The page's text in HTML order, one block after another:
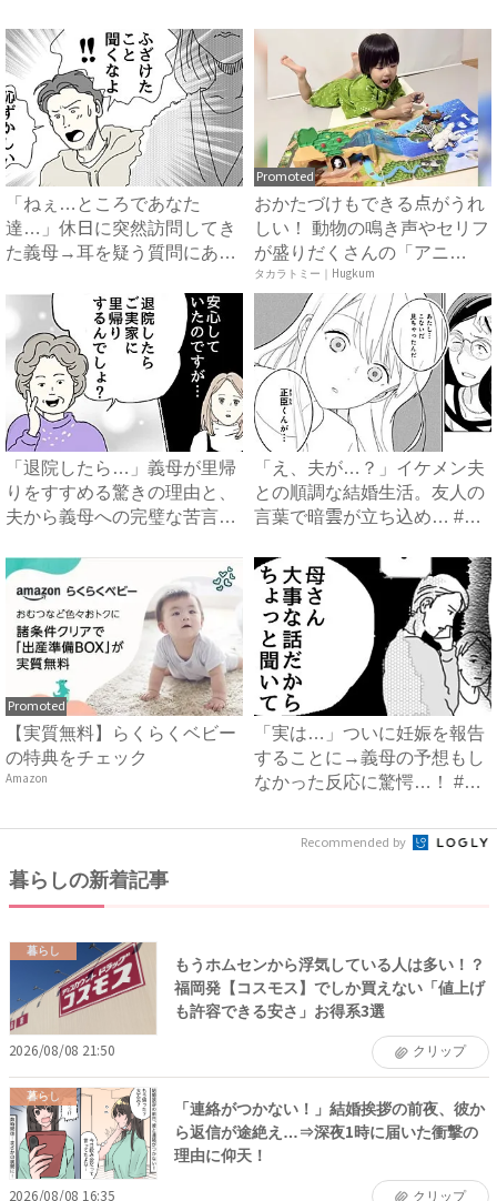
「ねぇ…ところであなた
達…」休日に突然訪問してき
た義母→耳を疑う質問にあ
Promoted
おかたづけもできる点がうれ
しい！ 動物の鳴き声やセリフ
が盛りだくさんの「アニ
ア ...
タカラトミー｜Hugkum
「退院したら…」義母が里帰
りをすすめる驚きの理由と、
夫から義母への完璧な苦言
「え、夫が…？」イケメン夫
との順調な結婚生活。友人の
言葉で暗雲が立ち込め… #
Promoted
【実質無料】らくらくベビー
の特典をチェック
Amazon
「実は…」ついに妊娠を報告
することに→義母の予想もし
なかった反応に驚愕…！ #
Recommended by
暮らしの新着記事
暮らし
もうホムセンから浮気している人は多い！？
福岡発【コスモス】でしか買えない「値上げ
も許容できる安さ」お得系3選
2026/08/08 21:50 クリップ
暮らし
「連絡がつかない！」結婚挨拶の前夜、彼か
ら返信が途絶え…⇒深夜1時に届いた衝撃の
理由に仰天！
2026/08/08 16:35 クリップ